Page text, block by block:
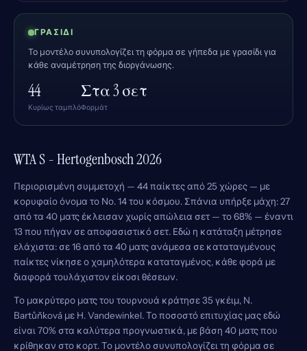
ΓΡΑΣΊΔΙ
Το μοντέλο συνυπολογίζει τη φόρμα σε γήπεδα με γρασίδι για
κάθε αναμέτρηση της διοργάνωσης.
44
Κυρίως ταμπλό
Στα 3 σετ
Φορμάτ
WTA S - Hertogenbosch 2026
Περιορισμένη συμμετοχή — 44 παίκτες από 25 χώρες — με
κορυφαίο όνομα το Νο. 14 του κόσμου. Σπάνια υπήρξε μάχη: 27
από τα 40 ματς έκλεισαν χωρίς απώλεια σετ — το 68% — έναντι
13 που πήγαν σε αποφασιστικό σετ. Εδώ η κατάταξη μέτρησε
ελάχιστα: σε 16 από τα 40 ματς ανάμεσα σε καταταγμένους
παίκτες νίκησε ο χαμηλότερα καταταγμένος, κάθε φορά με
διαφορά τουλάχιστον είκοσι θέσεων.
Το μακρύτερο ματς του τουρνουά κράτησε 35 γκέιμ, N.
Bartůňková με H. Vandewinkel. Το ποσοστό επιτυχίας μας εδώ
είναι 70% στα καλύτερα προγνωστικά, με βάση 40 ματς που
κρίθηκαν στο κορτ. Το μοντέλο συνυπολογίζει τη φόρμα σε